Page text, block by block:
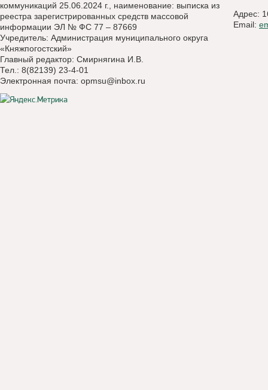
коммуникаций 25.06.2024 г., наименование: выписка из
реестра зарегистрированных средств массовой
информации ЭЛ № ФС 77 – 87669
Учредитель: Администрация муниципального округа
«Княжпогостский»
Главный редактор: Смирнягина И.В.
Тел.: 8(82139) 23-4-01
Электронная почта: opmsu@inbox.ru
Адрес:
Email: